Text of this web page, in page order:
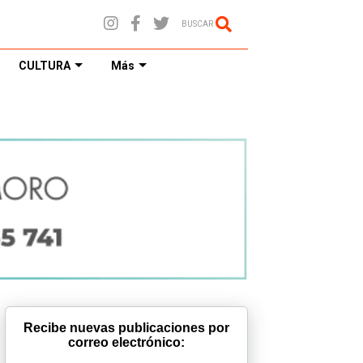
BUSCAR
CULTURA Más
Recibe nuevas publicaciones por
correo electrónico: